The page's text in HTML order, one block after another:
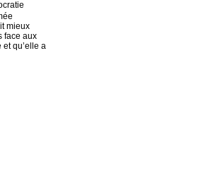
mieux
face aux
et qu’elle a